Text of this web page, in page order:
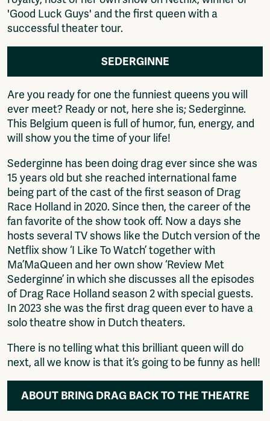
'Good Luck Guys' and the first queen with a
successful theater tour.
SEDERGINNE
Are you ready for one the funniest queens you will
ever meet? Ready or not, here she is; Sederginne.
This Belgium queen is full of humor, fun, energy, and
will show you the time of your life!
Sederginne has been doing drag ever since she was
15 years old but she reached international fame
being part of the cast of the first season of Drag
Race Holland in 2020. Since then, the career of the
fan favorite of the show took off. Now a days she
hosts several TV shows like the Dutch version of the
Netflix show ‘I Like To Watch’ together with
Ma’MaQueen and her own show ‘Review Met
Sederginne’ in which she discusses all the episodes
of Drag Race Holland season 2 with special guests.
In 2023 she was the first drag queen ever to have a
solo theatre show in Dutch theaters.
There is no telling what this brilliant queen will do
next, all we know is that it’s going to be funny as hell!
ABOUT BRING DRAG BACK TO THE THEATRE